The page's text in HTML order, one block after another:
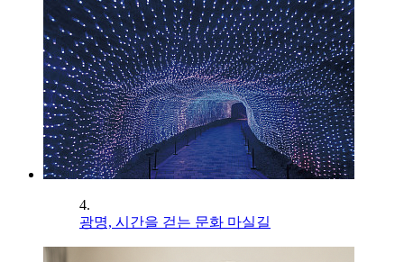
4.
광명, 시간을 걷는 문화 마실길